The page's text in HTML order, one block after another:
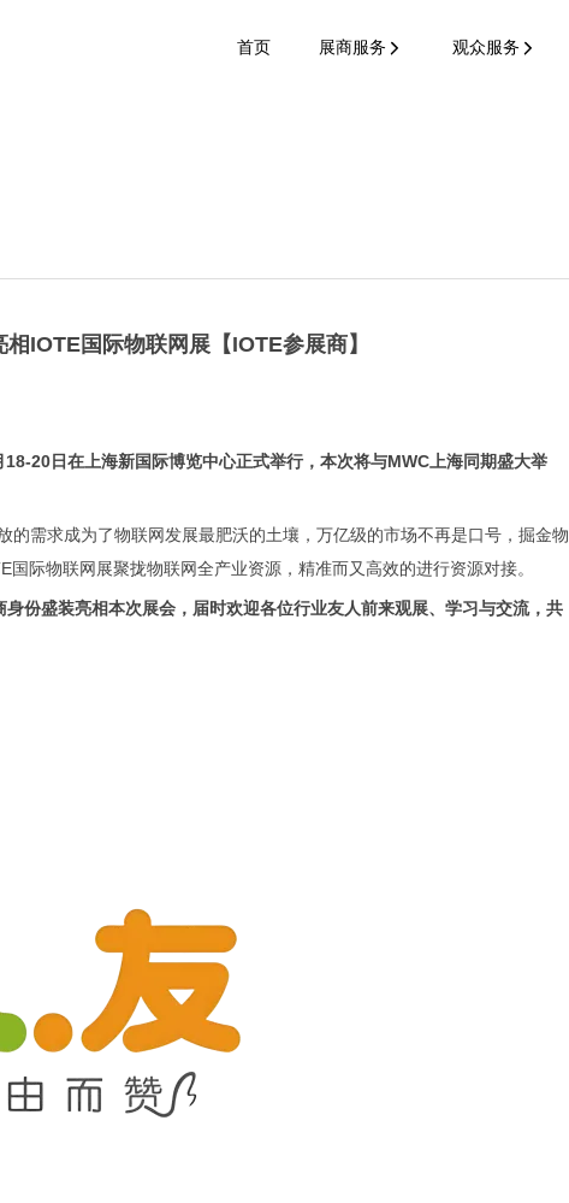
首页 展商服务 观众服务
IOTE国际物联网展【IOTE参展商】
18-20日在上海新国际博览中心正式举行，本次将与MWC上海同期盛大举
需求成为了物联网发展最肥沃的土壤，万亿级的市场不再是口号，掘金物
际物联网展聚拢物联网全产业资源，精准而又高效的进行资源对接。
身份盛装亮相本次展会，届时欢迎各位行业友人前来观展、学习与交流，共